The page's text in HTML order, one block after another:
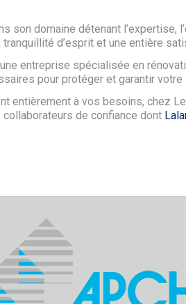
son domaine détenant l’expertise,
d’esprit et une entière
entreprise spécialisée en
pour protéger et garantir votre
entièrement à vos besoins, chez
de confiance dont